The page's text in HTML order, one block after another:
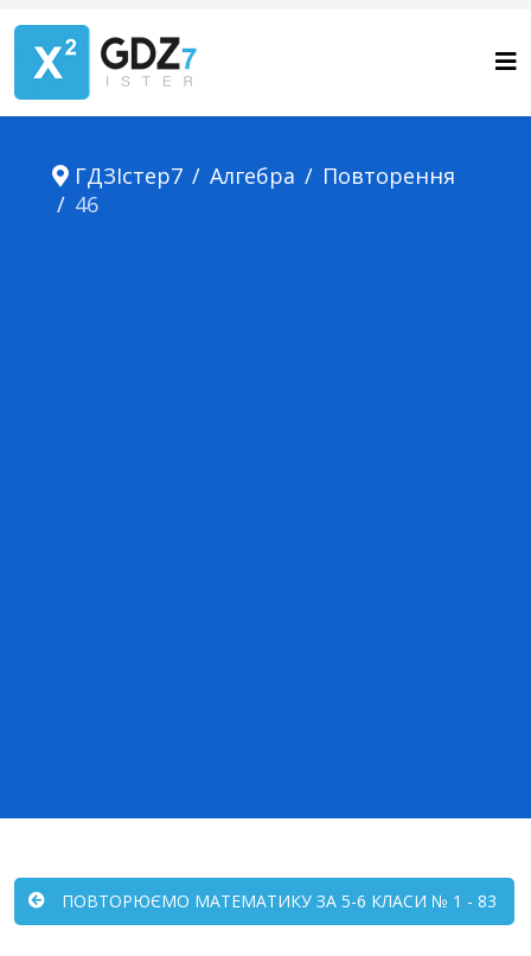
ГДЗІстер7 Алгебра
Повторення
46
ПОВТОРЮЄМО МАТЕМАТИКУ ЗА 5-6 КЛАСИ № 1 - 83